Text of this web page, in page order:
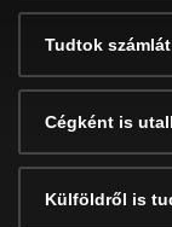
Tudtok
Cégként is
Külföldről is